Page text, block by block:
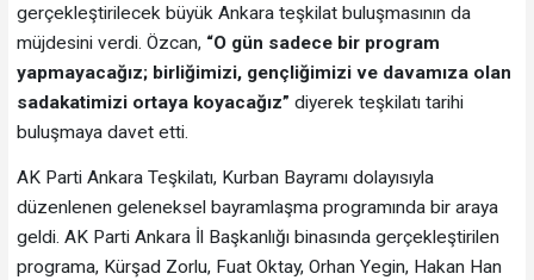
gerçekleştirilecek büyük Ankara teşkilat buluşmasının da
müjdesini verdi. Özcan, “O gün sadece bir program
yapmayacağız; birliğimizi, gençliğimizi ve davamıza olan
sadakatimizi ortaya koyacağız” diyerek teşkilatı tarihi
buluşmaya davet etti.
AK Parti Ankara Teşkilatı, Kurban Bayramı dolayısıyla
düzenlenen geleneksel bayramlaşma programında bir araya
geldi. AK Parti Ankara İl Başkanlığı binasında gerçekleştirilen
programa, Kürşad Zorlu, Fuat Oktay, Orhan Yegin, Hakan Han